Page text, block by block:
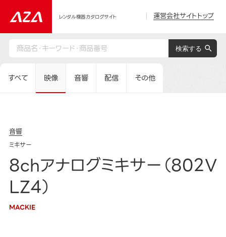
レンタル機器カタログサイト 運営会社サイトトップ
すべて 映像 音響 配信 その他
音響
ミキサー
8chアナログミキサー（802V
LZ4）
MACKIE